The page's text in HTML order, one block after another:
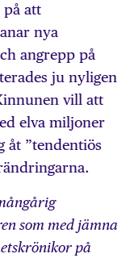
på att
nya
angrepp på
ju nyligen
vill att
elva miljoner
åt ”tendentiös
som med jämna
på